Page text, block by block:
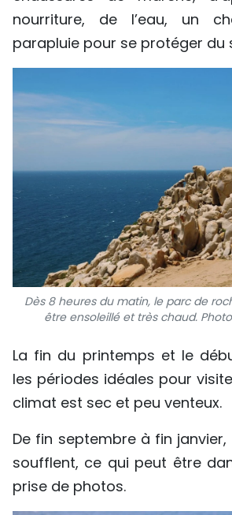
nourriture, de l’eau, un
parapluie pour se protéger du
Dès 8 heures du matin, le parc de
être ensoleillé et très chaud.
La fin du printemps et le
les périodes idéales pour
climat est sec et peu venteux.
De fin septembre à fin
soufflent, ce qui peut être
prise de photos.